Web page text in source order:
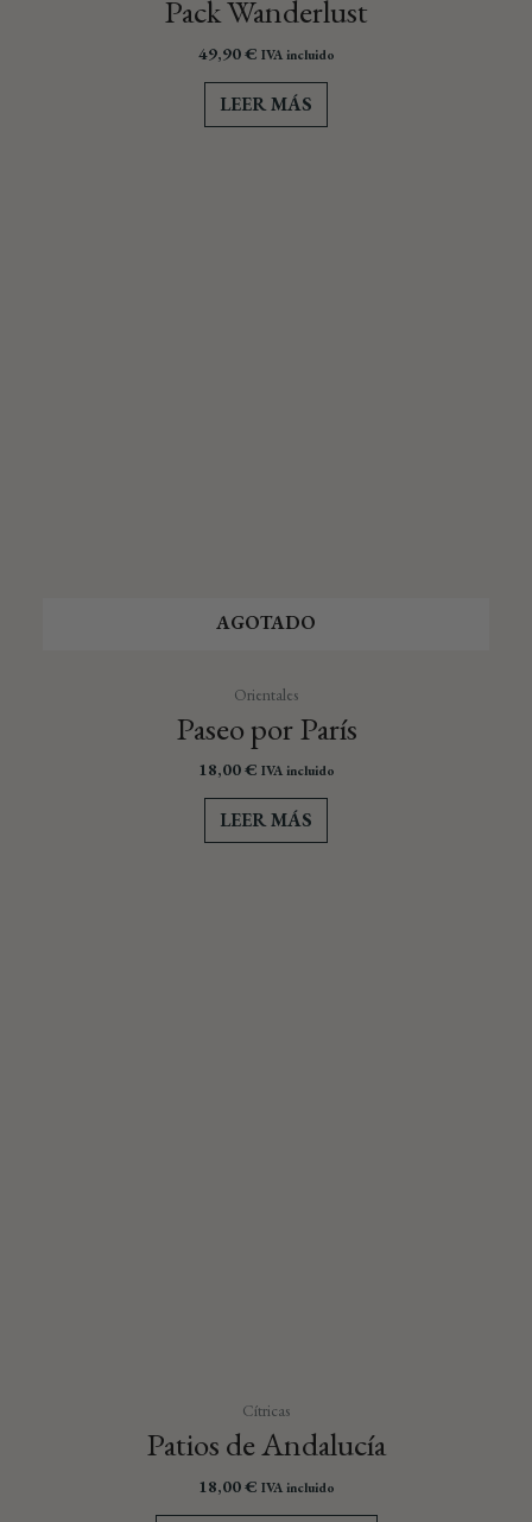
Pack Wanderlust
49,90€ IVA incluido
LEER MÁS
AGOTADO
Orientales
Paseo por París
18,00€ IVA incluido
LEER MÁS
Cítricas
Patios de Andalucía
18,00€ IVA incluido